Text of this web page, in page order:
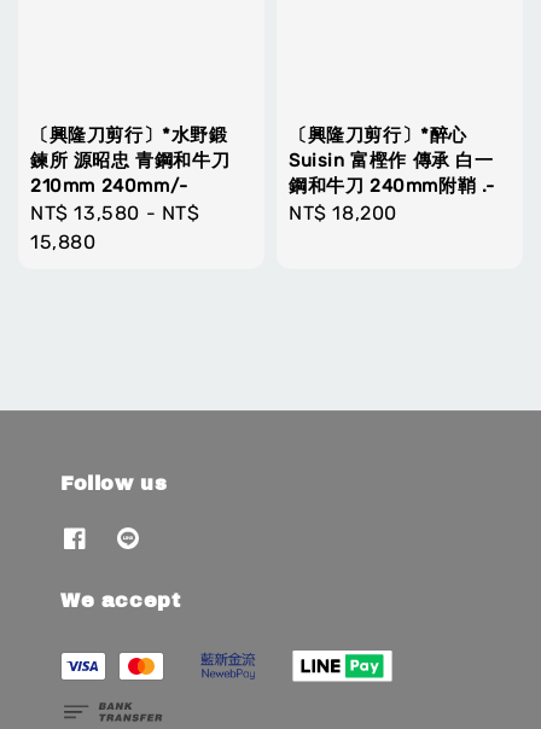
〔興隆刀剪行〕*水野鍛
鍊所 源昭忠 青鋼和牛刀
210mm 240mm/-
Regular
price
NT$ 13,580 - NT$
15,880
〔興隆刀剪行〕*醉心
Suisin 富樫作 傳承 白一
鋼和牛刀 240mm附鞘 .-
Regular
NT$ 18,200
Follow us
We accept